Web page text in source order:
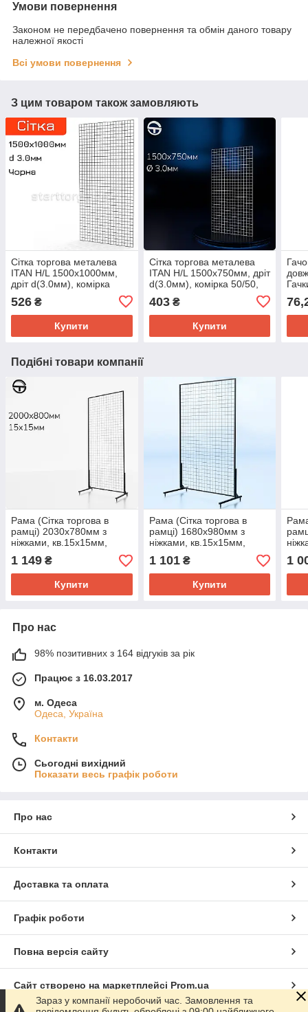
Умови повернення
Законом не передбачено повернення та обмін даного товару
належної якості
Всі умови повернення
З цим товаром також замовляють
Сітка торгова металева
ITAN H/L 1500х1000мм,
дріт d(3.0мм), комірка
50/50. Під торгові гачки та
навіси, для навісного
обладнання
526 ₴
Купити
Сітка торгова металева
ITAN H/L 1500х750мм, дріт
d(3.0мм), комірка 50/50,
обладнання
403₴
Купити
Подібні товари компанії
Рама (Сітка торгова в
рамці) 2030х780мм з
ніжками, кв.15х15мм,
чорна. Сітка торгова в
рамці для навісного
торгового обладнання
1 149 ₴
Купити
Рама (Сітка торгова в
рамці) 1680х980мм з
ніжками, кв.15х15мм,
чорна. Сітка - стенд
торгова в рамці під начіпні
зачепи для товару
1 101₴
Купити
1
Про нас
98% позитивних з 164 відгуків за рік
Працює з 16.03.2017
м. Одеса
Одеса, Україна
Контакти
Сьогодні вихідний
Показати весь графік роботи
Про нас
Контакти
Доставка та оплата
Графік роботи
Повна версія сайту
Сайт створено на маркетплейсі Prom.ua
Зараз у компанії неробочий час. Замовлення та